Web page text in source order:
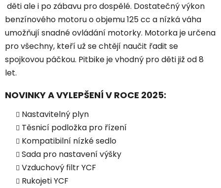
děti ale i po zábavu pro dospělé. Dostatečný výkon
benzínového motoru o objemu 125 cc a nízká váha
umožňují snadné ovládání motorky. Motorka je určena
pro všechny, kteří už se chtějí naučit řadit se
spojkovou páčkou. Pitbike je vhodný pro děti již od 8
let.
NOVINKY A VYLEPŠENÍ V ROCE 2025:
Nastavitelný plyn
Těsnicí podložka pro řízení
Kompatibilní nízké sedlo
Sada pro nastavení výšky
Vzduchový filtr YCF
Rukojeti YCF